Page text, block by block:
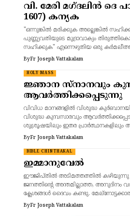
വി. മേരി മഗ്ദലിൻ ദെ
1607) കന്യക
"ഒന്നുങ്കിൽ മരിക്കുക അല്ലെങ്കിൽ
പുണ്ണ്യവതിയുടെ മുദ്രാവാക്യം
സഹിക്കുക" എന്നെഴുതിയ ഒരു
ByFr Joseph Vattakalam
HOLY MASS
ജ്ഞാന സ്നാനവും
ആവർത്തിക്കപ്പെടുന്നു
വിവിധ മാനങ്ങളിൽ വിശുദ്ധ
വിശുദ്ധ കുമ്പസാരവും
ശുശ്രൂഷയിലും ഇതര പ്രാർത്ഥനകളിലും
ByFr Joseph Vattakalam
BIBLE CHINTHAKAL
ഇമ്മാനുവേൽ
ഈജിപ്തിൽ അടിമത്തത്തിൽ
ജനത്തിന്റെ അന്തമില്ലാത്ത, അനുദിനം
ക്ലേശങ്ങൾ ദൈവം കണ്ടു.
ByFr Joseph Vattakalam